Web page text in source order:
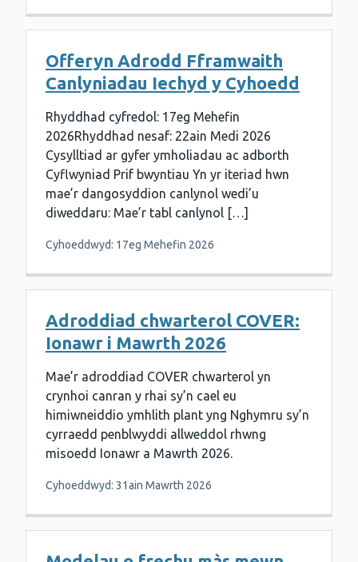
Offeryn Adrodd Fframwaith
Canlyniadau Iechyd y Cyhoedd
Rhyddhad cyfredol: 17eg Mehefin
2026Rhyddhad nesaf: 22ain Medi 2026
Cysylltiad ar gyfer ymholiadau ac adborth
Cyflwyniad Prif bwyntiau Yn yr iteriad hwn
mae’r dangosyddion canlynol wedi’u
diweddaru: Mae’r tabl canlynol […]
Cyhoeddwyd: 17eg Mehefin 2026
Adroddiad chwarterol COVER:
Ionawr i Mawrth 2026
Mae’r adroddiad COVER chwarterol yn
crynhoi canran y rhai sy’n cael eu
himiwneiddio ymhlith plant yng Nghymru sy’n
cyrraedd penblwyddi allweddol rhwng
misoedd Ionawr a Mawrth 2026.
Cyhoeddwyd: 31ain Mawrth 2026